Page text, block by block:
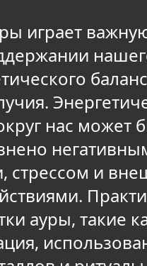
играет
нас может
стрессом и
ауры, такие